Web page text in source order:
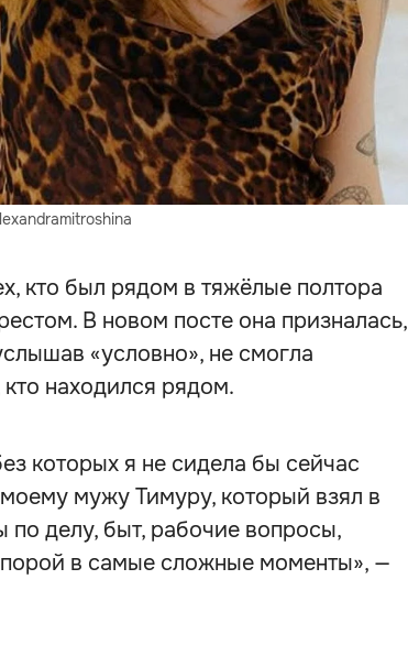
кто был рядом в тяжёлые полтора
В новом посте она призналась,
«условно», не смогла
находился рядом.
которых я не сидела бы сейчас
мужу Тимуру, который взял в
делу, быт, рабочие вопросы,
в самые сложные моменты», —